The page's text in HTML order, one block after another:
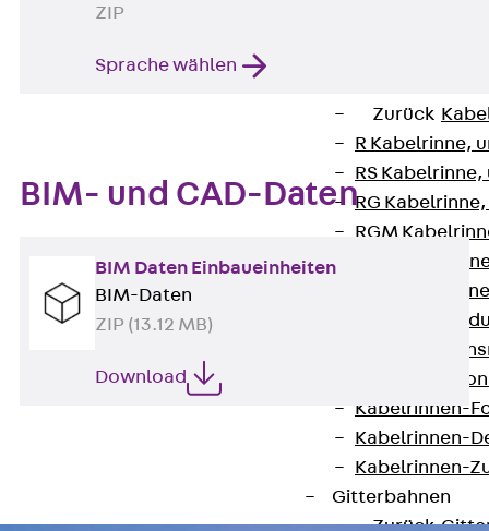
Zurück
R Kabelrinne,
RS
RG
RGM
RGS
RGL
RI
RIS
Kabelrinnen-
Kabelrinnen-
Kabelrinnen-
Gitterbahnen
Zurück
ZIP
Sprache wählen
BIM- und CAD-Daten
BIM Daten Einbaueinheiten
BIM-Daten
ZIP (13.12 MB)
Download